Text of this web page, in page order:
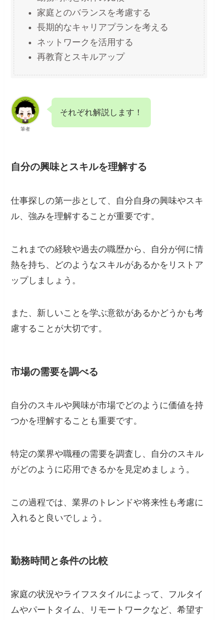
家庭とのバランスを考慮する
長期的なキャリアプランを考える
ネットワークを活用する
再教育とスキルアップ
筆者
それぞれ解説します！
自分の興味とスキルを理解する
仕事探しの第一歩として、自分自身の興味やスキ
ル、強みを理解することが重要です。
これまでの経験や過去の職歴から、自分が何に情
熱を持ち、どのようなスキルがあるかをリストア
ップしましょう。
また、新しいことを学ぶ意欲があるかどうかも考
慮することが大切です。
市場の需要を調べる
自分のスキルや興味が市場でどのように価値を持
つかを理解することも重要です。
特定の業界や職種の需要を調査し、自分のスキル
がどのように応用できるかを見定めましょう。
この過程では、業界のトレンドや将来性も考慮に
入れると良いでしょう。
勤務時間と条件の比較
家庭の状況やライフスタイルによって、フルタイ
ムやパートタイム、リモートワークなど、希望す